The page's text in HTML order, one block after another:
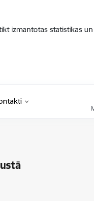
izmantotas statistikas